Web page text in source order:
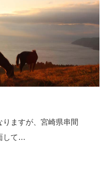
ますが、宮崎県串間
して…